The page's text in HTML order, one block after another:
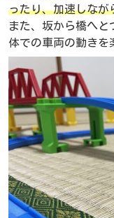
ったり、加速しなが
また、坂から橋へと
体での車両の動きを